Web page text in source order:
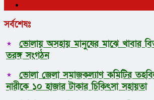
সর্বশেষঃ
ভোলায় অসহায় মানুষের মাঝে খাবার
তরঙ্গ সংগঠন
ভোলা জেলা সমাজকল্যাণ কমিটির
নারীকে ১০ হাজার টাকার চিকিৎসা সহায়তা